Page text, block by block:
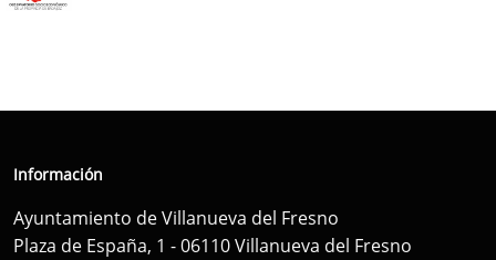
Información
Ayuntamiento de Villanueva del Fresno
Plaza de España, 1 - 06110 Villanueva del Fresno